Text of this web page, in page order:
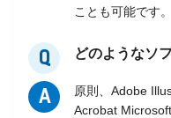
ことも可能です。​
Q どのようなソ
A
原則、Adobe
Acrobat